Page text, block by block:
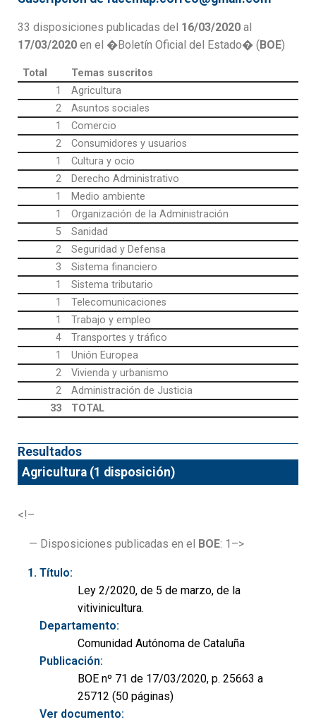
33 disposiciones publicadas del 16/03/2020 al
17/03/2020 en el �Boletín Oficial del Estado� ( BOE)
Total
Temas suscritos
1
Agricultura
2
Asuntos sociales
1
Comercio
2
Consumidores y usuarios
1
Cultura y ocio
2
Derecho Administrativo
1
Medio ambiente
1
Organización de la Administración
5
Sanidad
2
Seguridad y Defensa
3
Sistema financiero
1
Sistema tributario
1
Telecomunicaciones
1
Trabajo y empleo
4
Transportes y tráfico
1
Unión Europea
2
Vivienda y urbanismo
2
Administración de Justicia
33
TOTAL
Resultados
Agricultura (1 disposición)
<!–
— Disposiciones publicadas en el BOE: 1–>
Título:
Ley 2/2020, de 5 de marzo, de la
vitivinicultura.
Departamento:
Comunidad Autónoma de Cataluña
Publicación:
BOE nº 71 de 17/03/2020, p. 25663 a
25712 (50 páginas)
Ver documento: